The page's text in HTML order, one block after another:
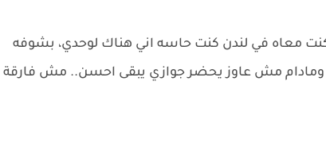
معاه في لندن كنت حاسه اني هناك لوحدي، بشوفه
مش عاوز يحضر جوازي يبقى احسن.. مش فارقة